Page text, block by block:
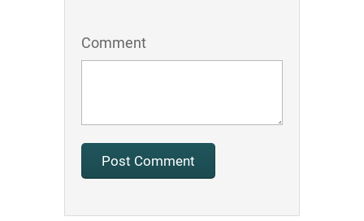
Comment